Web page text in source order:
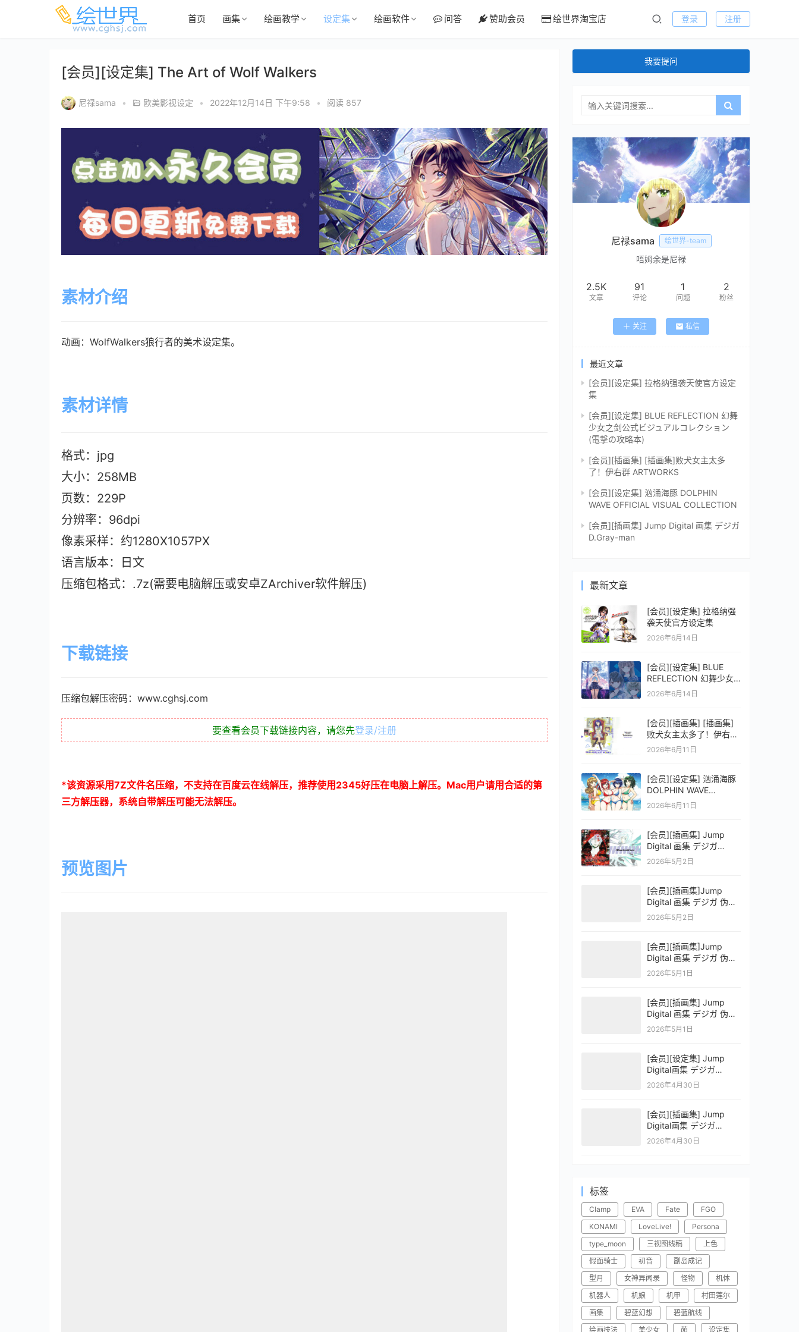
首页 画集 绘画教学 设定集 绘画软件 问答 赞助会员 绘世界淘宝店 登录 注册
[会员][设定集] The Art of Wolf Walkers
尼禄sama • 欧美影视设定 • 2022年12月14日 下午9:58 • 阅读 857
素材介绍
动画：WolfWalkers狼行者的美术设定集。
素材详情
格式：jpg
大小：258MB
页数：229P
分辨率：96dpi
像素采样：约1280X1057PX
语言版本：日文
压缩包格式：.7z(需要电脑解压或安卓ZArchiver软件解压)
下载链接
压缩包解压密码：www.cghsj.com
要查看会员下载链接内容，请您先登录/注册
*该资源采用7Z文件名压缩，不支持在百度云在线解压，推荐使用 2345好压在电脑上解压。 Mac用户请用合适的第
三方解压器，系统自带解压可能无法解压。
预览图片
我要提问
尼禄sama 绘世界-team
唔姆余是尼禄
2.5K
文章
91
评论
1
问题
2
粉丝
关注 私信
最近文章
[会员][设定集] 拉格纳强袭天使官方设定
集
[会员][设定集] BLUE REFLECTION 幻舞
少女之剑公式ビジュアルコレクション
(電撃の攻略本)
[会员][插画集] [插画集]败犬女主太多
了！伊右群 ARTWORKS
[会员][设定集] 汹涌海豚 DOLPHIN
WAVE OFFICIAL VISUAL COLLECTION
[会员][插画集] Jump Digital 画集 デジガ
D.Gray-man
最新文章
[会员][设定集] 拉格纳强
袭天使官方设定集
2026年6月14日
[会员][设定集] BLUE
REFLECTION 幻舞少女
之剑公式ビジュアルコレ
2026年6月14日
[会员][插画集] [插画集]
败犬女主太多了！伊右群
ARTWORKS
2026年6月11日
[会员][设定集] 汹涌海豚
DOLPHIN WAVE
OFFICIAL VISUAL
2026年6月11日
[会员][插画集] Jump
Digital 画集 デジガ
D.Gray-man
2026年5月2日
[会员][插画集]Jump
Digital 画集 デジガ 伪恋
ニセコイ 3
2026年5月2日
[会员][插画集]Jump
Digital 画集 デジガ 伪恋
ニセコイ 2
2026年5月1日
[会员][插画集] Jump
Digital 画集 デジガ 伪恋
ニセコイ 1
2026年5月1日
[会员][设定集] Jump
Digital画集 デジガ
CLAYMORE 2
2026年4月30日
[会员][插画集] Jump
Digital画集 デジガ
CLAYMORE 1
2026年4月30日
标签
Clamp EVA Fate
FGO
KONAMI
LoveLive!
Persona
type_moon
三视图线稿
上色
假面骑士
初音
副岛成记
型月
女神异闻录 怪物
机体
机器人
机娘 机甲
村田莲尔
画集
碧蓝幻想
碧蓝航线
绘画技法
美少女 萌
设定集